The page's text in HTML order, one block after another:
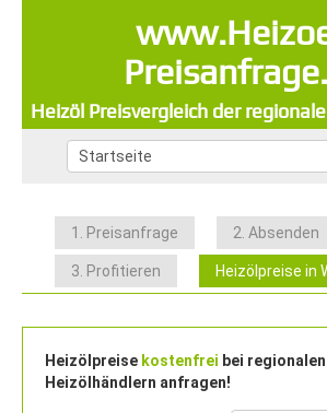
Heizöl Preisvergleich der
1. Preisanfrage 2. Absenden
3. Profitieren Heizölpreise in
Heizölpreise kostenfrei bei regionalen
Heizölhändlern anfragen!